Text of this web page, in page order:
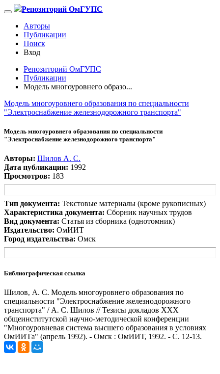
Репозиторий ОмГУПС
Авторы
Публикации
Поиск
Вход
Репозиторий ОмГУПС
Публикации
Модель многоуровнего образо...
Модель многоуровнего образования по специальности
"Электроснабжение железнодорожного транспорта"
Модель многоуровнего образования по специальности
"Электроснабжение железнодорожного транспорта"
Авторы: Шилов А. С.
Дата публикации: 1992
Просмотров: 183
Тип документа: Текстовые материалы (кроме рукописных)
Характеристика документа: Сборник научных трудов
Вид документа: Статья из сборника (однотомник)
Издательство: ОмИИТ
Город издательства: Омск
Библиографическая ссылка
Шилов, А. С. Модель многоуровнего образования по
специальности "Электроснабжение железнодорожного
транспорта" / А. С. Шилов // Тезисы докладов XXX
общеинститутской научно-методической конференции
"Многоуровневая система высшего образования в условиях
ОмИИТа" (апрель 1992). - Омск : ОмИИТ, 1992. - С. 12-13.